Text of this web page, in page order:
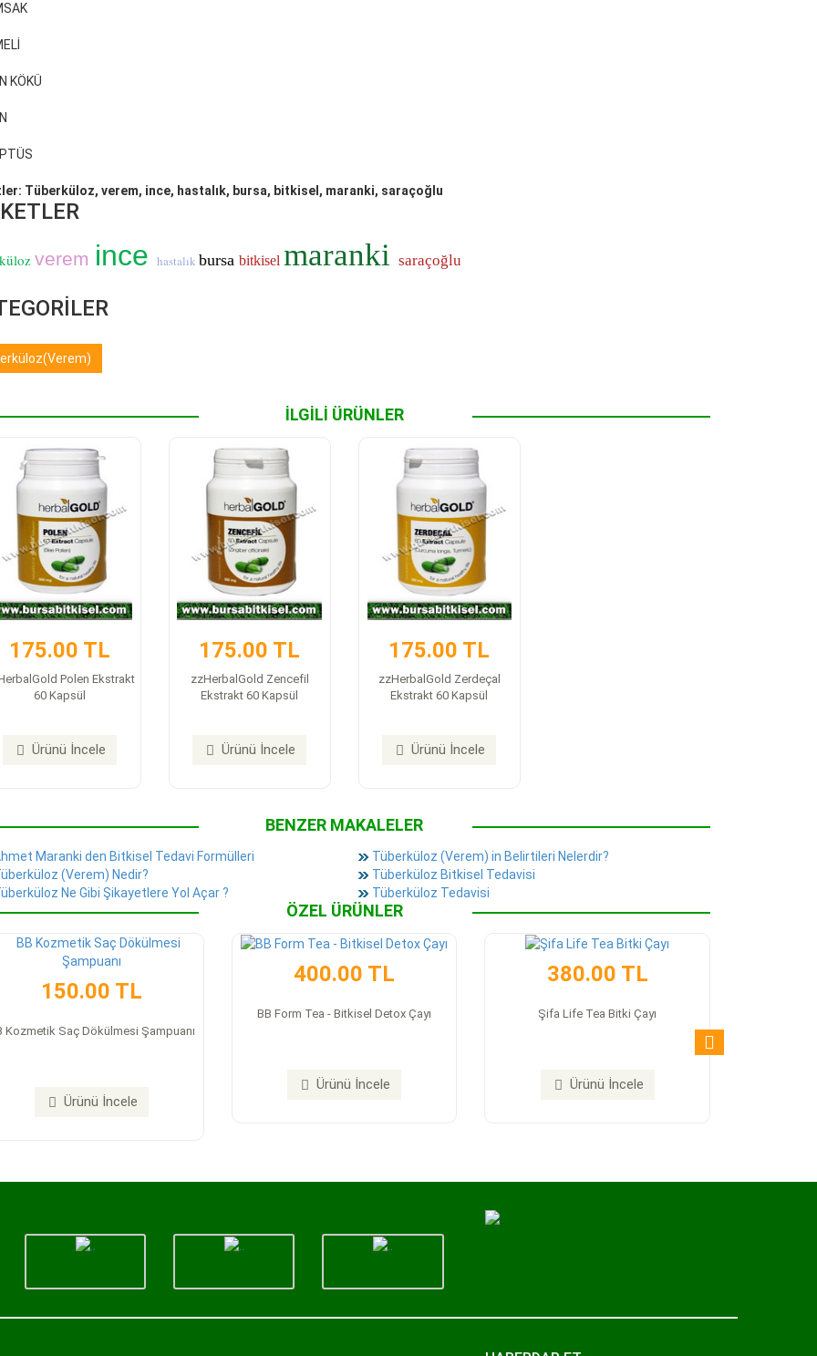
KÖKÜ
Tüberküloz, verem, ince, hastalık, bursa, bitkisel, maranki, saraçoğlu
verem ince hastalık bursa bitkisel maranki saraçoğlu
İLGİLİ ÜRÜNLER
175.00 TL
Polen Ekstrakt
60 Kapsül
Ürünü İncele
175.00 TL
zzHerbalGold Zencefil
Ekstrakt 60 Kapsül
Ürünü İncele
175.00 TL
zzHerbalGold Zerdeçal
Ekstrakt 60 Kapsül
Ürünü İncele
BENZER MAKALELER
Maranki den Bitkisel Tedavi Formülleri
Tüberküloz (Verem) in Belirtileri Nelerdir?
(Verem) Nedir?
Tüberküloz Bitkisel Tedavisi
Ne Gibi Şikayetlere Yol Açar ?
Tüberküloz Tedavisi
ÖZEL ÜRÜNLER
150.00 TL
Kozmetik Saç Dökülmesi Şampuanı
Ürünü İncele
400.00 TL
BB Form Tea - Bitkisel Detox Çayı
Ürünü İncele
380.00 TL
Şifa Life Tea Bitki Çayı
Ürünü İncele